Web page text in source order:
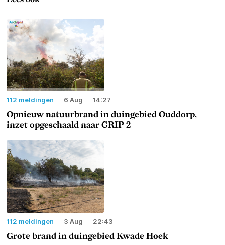
112 meldingen 6 Aug 14:27
Opnieuw natuurbrand in duingebied Ouddorp,
inzet opgeschaald naar GRIP 2
112 meldingen 3 Aug 22:43
Grote brand in duingebied Kwade Hoek